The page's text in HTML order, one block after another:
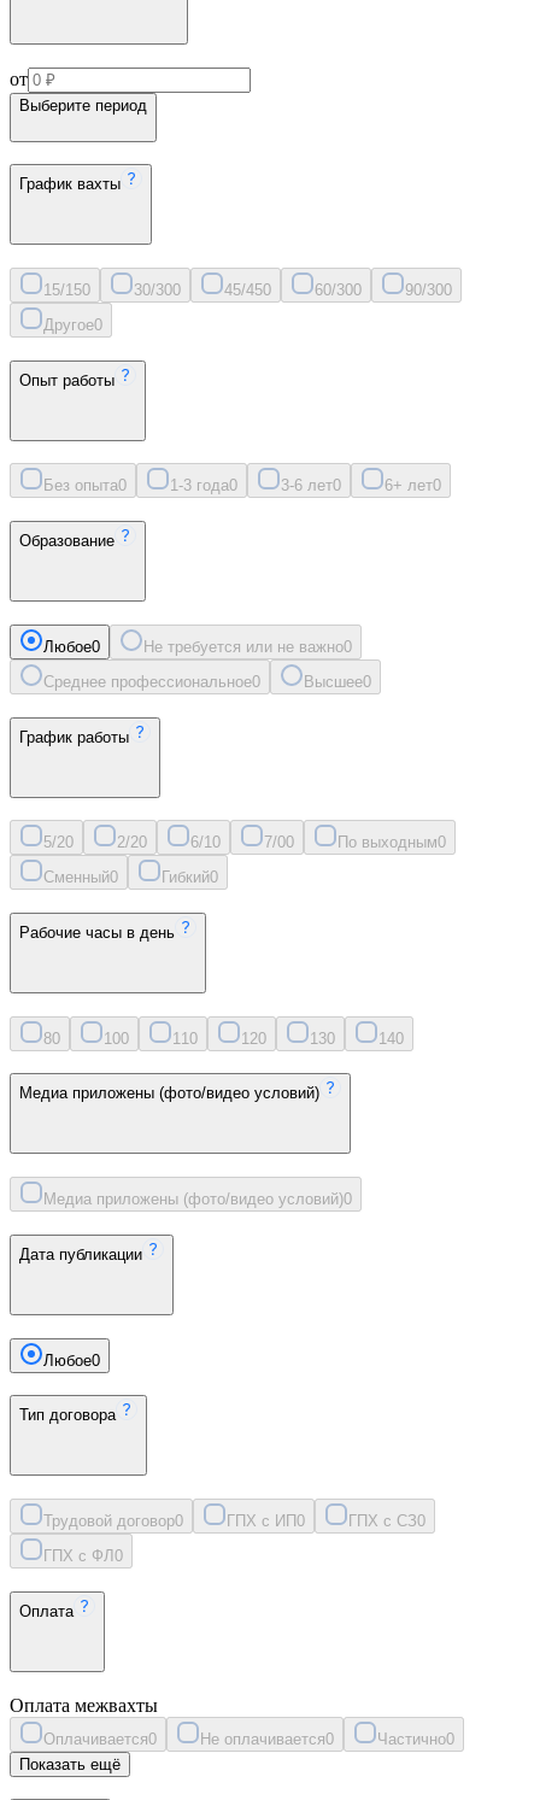
от
Выберите период
График вахты
15/150 30/300 45/450 60/300 90/300
Другое0
Опыт работы
Без опыта0 1-3 года0 3-6 лет0 6+ лет0
Образование
Любое0 Не требуется или не важно0
Среднее профессиональное0 Высшее0
График работы
5/20 2/20 6/10 7/00 По выходным0
Сменный0 Гибкий0
Рабочие часы в день
80 100 11 0 120 130 140
Медиа приложены (фото/видео условий)
Медиа приложены (фото/видео условий)0
Дата публикации
Любое0
Тип договора
Трудовой договор0 ГПХ с ИП0 ГПХ с СЗ0
ГПХ с ФЛ 0
Оплата
Оплата межвахты
Оплачивается0 Не оплачивается0 Частично0
Показать ещё